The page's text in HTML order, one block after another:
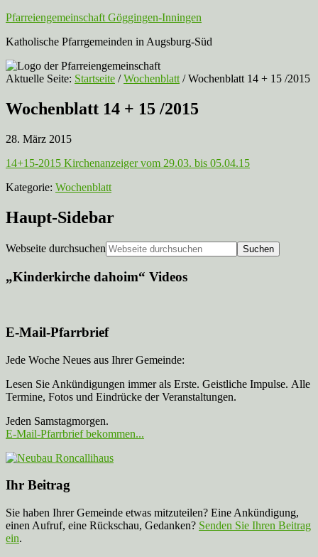
Pfarreiengemeinschaft Göggingen-Inningen
Katholische Pfarrgemeinden in Augsburg-Süd
Aktuelle Seite: Startseite / Wochenblatt /Wochenblatt 14 + 15 /2015
Wochenblatt 14 + 15 /2015
28. März 2015
14+15-2015 Kirchenanzeiger vom 29.03. bis 05.04.15
Kategorie: Wochenblatt
Haupt-Sidebar
Webseite durchsuchen
„Kinderkirche dahoim“ Videos
E-Mail-Pfarrbrief
Jede Woche Neues aus Ihrer Gemeinde:
Lesen Sie Ankündigungen immer als Erste. Geistliche Impulse. Alle
Termine, Fotos und Eindrücke der Veranstaltungen.
Jeden Samstagmorgen.
E-Mail-Pfarrbrief bekommen...
Ihr Beitrag
Sie haben Ihrer Gemeinde etwas mitzuteilen? Eine Ankündigung,
einen Aufruf, eine Rückschau, Gedanken? Senden Sie Ihren Beitrag
ein.